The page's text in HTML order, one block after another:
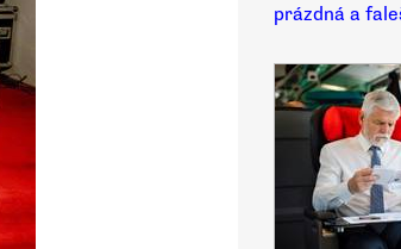
prázdná a